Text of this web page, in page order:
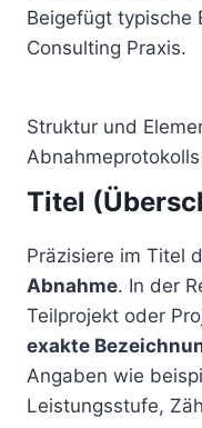
Beigefügt typische
Consulting Praxis.
Struktur und
Abnahmeprotokolls
Titel
Präzisiere im Titel
Abnahme. In der
Teilprojekt oder
exakte
Angaben wie
Leistungsstufe,